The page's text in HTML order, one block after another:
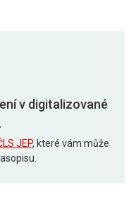
v digitalizované
JEP, které vám může